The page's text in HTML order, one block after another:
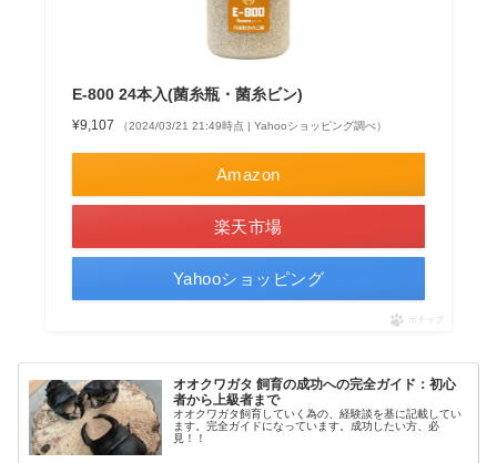
E-800 24本入(菌糸瓶・菌糸ビン)
¥9,107 （2024/03/21 21:49時点 | Yahooショッピング調べ）
Amazon
楽天市場
Yahooショッピング
ポチップ
オオクワガタ 飼育の成功への完全ガイド：初心
者から上級者まで
オオクワガタ飼育していく為の、経験談を基に記載してい
ます。完全ガイドになっています。成功したい方、必
見！！